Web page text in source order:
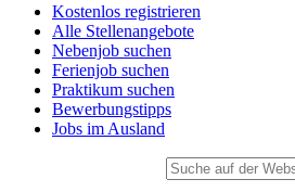
Kostenlos registrieren
Alle Stellenangebote
Nebenjob suchen
Ferienjob suchen
Praktikum suchen
Bewerbungstipps
Jobs im Ausland